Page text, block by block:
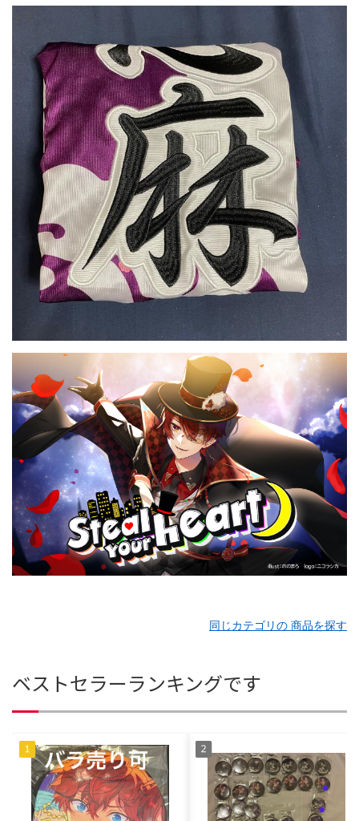
同じカテゴリの 商品を探す
ベストセラーランキングです